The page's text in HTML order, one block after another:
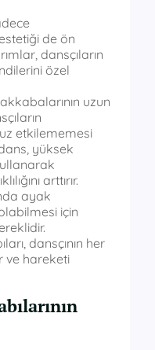
de ön
dansçıların
özel
uzun
etkilememesi
yüksek
arttırır.
ayak
için
dansçının her
ve hareketi